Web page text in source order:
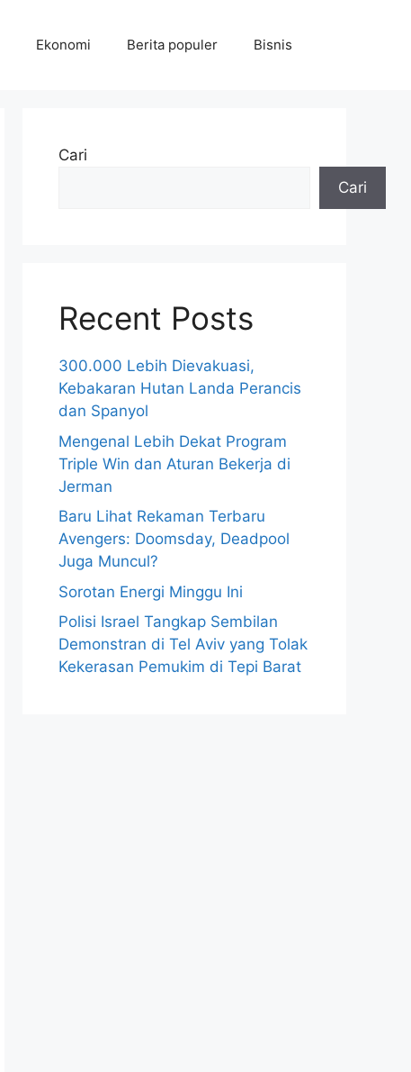
Ekonomi Berita populer Bisnis
Cari
Cari
Recent Posts
300.000 Lebih Dievakuasi,
Kebakaran Hutan Landa Perancis
dan Spanyol
Mengenal Lebih Dekat Program
Triple Win dan Aturan Bekerja di
Jerman
Baru Lihat Rekaman Terbaru
Avengers: Doomsday, Deadpool
Juga Muncul?
Sorotan Energi Minggu Ini
Polisi Israel Tangkap Sembilan
Demonstran di Tel Aviv yang Tolak
Kekerasan Pemukim di Tepi Barat